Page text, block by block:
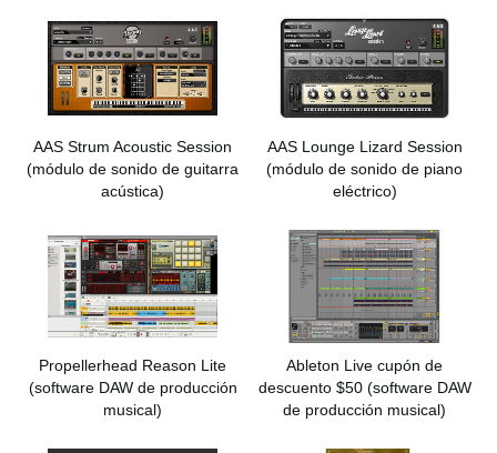
AAS Strum Acoustic Session
(módulo de sonido de guitarra
acústica)
AAS Lounge Lizard Session
(módulo de sonido de piano
eléctrico)
Propellerhead Reason Lite
(software DAW de producción
musical)
Ableton Live cupón de
descuento $50(software DAW
de producción musical)